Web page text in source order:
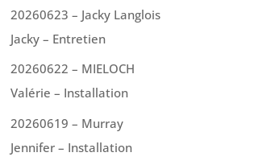
20260623 – Jacky Langlois
Jacky – Entretien
20260622 – MIELOCH
Valérie – Installation
20260619 – Murray
Jennifer – Installation